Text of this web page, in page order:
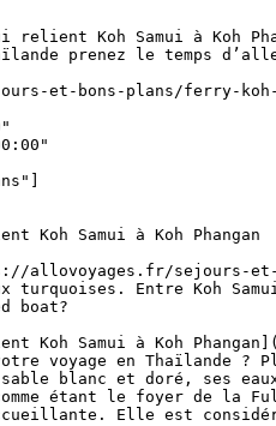
Koh Samui à Koh
prenez le temps
et-bons-plans/ferry-koh-
Koh Samui à Koh Phangan
allovoyages.fr/sejours-
Entre Koh
boat?
Koh Samui à Koh
voyage en Thaïlande ?
blanc et doré, ses
étant le foyer de la
Elle est